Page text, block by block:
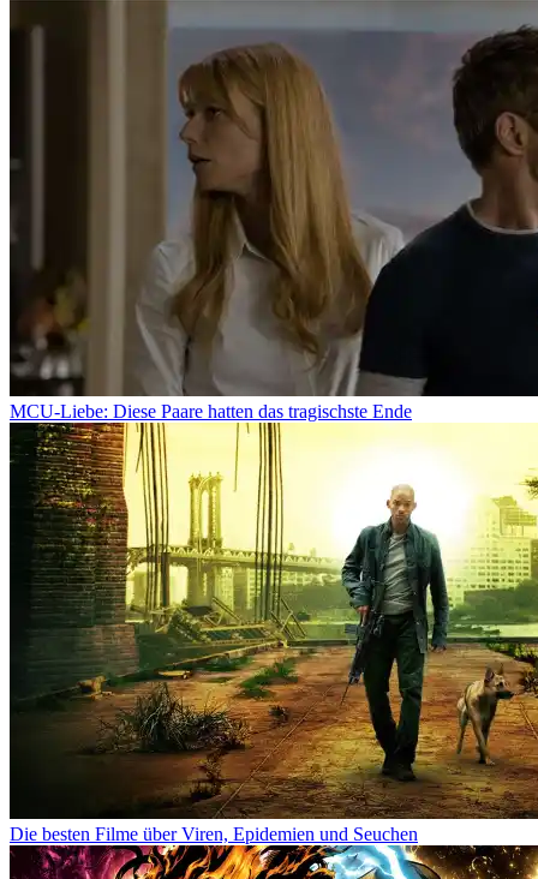
MCU-Liebe: Diese Paare hatten das tragischste Ende
Die besten Filme über Viren, Epidemien und Seuchen